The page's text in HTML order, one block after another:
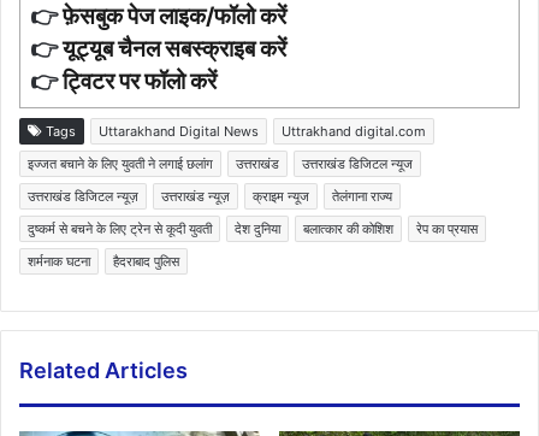
👉फ़ेसबुक पेज लाइक/फॉलो करें
👉यूट्यूब चैनल सबस्क्राइब करें
👉ट्विटर पर फॉलो करें
Tags Uttarakhand Digital News
Uttrakhand digital.com
इज्जत बचाने के लिए युवती ने लगाई छलांग
उत्तराखंड
उत्तराखंड डिजिटल न्यूज
उत्तराखंड डिजिटल न्यूज़
उत्तराखंड न्यूज़ क्राइम न्यूज
तेलंगाना राज्य
दुष्कर्म से बचने के लिए ट्रेन से कूदी युवती
देश दुनिया बलात्कार की कोशिश
रेप का प्रयास
शर्मनाक घटना
हैदराबाद पुलिस
Related Articles